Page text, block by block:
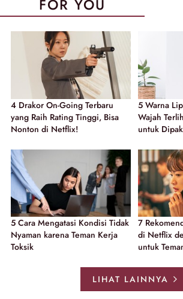
FOR YOU
4 Drakor On-Going Terbaru
yang Raih Rating Tinggi, Bisa
Nonton di Netflix!
5 Warna
Wajah
untuk
5 Cara Mengatasi Kondisi Tidak
Nyaman karena Teman Kerja
Toksik
7
di Netflix
untuk
LIHAT LAINNYA